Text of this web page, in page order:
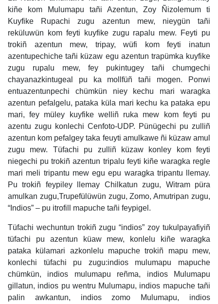
kiñe kom Mulumapu tañi Azentun, Zoy Ñizolemum ti
Kuyfike Rupachi zugu azentun mew, nieygün tañi
reküluwün kom feyti kuyfike zugu rapalu mew. Feyti pu
trokiñ azentun mew, tripay, wüfi kom feyti inatun
azentupechiche tañi küzaw egu azentun trapümka kuyfike
zugu rupalu mew, fey pukintugey tañi chumgechi
chayanazkintugeal pu ka mollfüñ tañi mogen. Ponwi
entuazentunpechi chümkün niey kechu mari waragka
azentun pefalgelu, pataka küla mari kechu ka pataka epu
mari, fey müley kuyfike welliñ ruka mew kom feyti pu
azentu zugu konlechi Cenfoto-UDP. Pünügechi pu zulliñ
azentun kom pefalgey taka feuyti amulkawe ñi küzaw amul
zugu mew. Tüfachi pu zulliñ küzaw konley kom feyti
niegechi pu trokiñ azentun tripalu feyti kiñe waragka regle
mari meli tripantu mew egu epu waragka tripantu llemay.
Pu trokiñ feypiley llemay Chilkatun zugu, Witram püra
amulkan zugu,Trupefülüwün zugu, Zomo, Amutripan zugu,
“Indios” – pu itrofill mapuche tañi feypigel.
Tüfachi wechuntun trokiñ zugu “indios” zoy tukulpayafiyiñ
tüfachi pu azentun küaw mew, konlelu kiñe waragka
pataka külamari azkonlelu mapuche trokiñ mapu mew,
konlechi tüfachi pu zugu:indios mulumapu mapuche
chümkün, indios mulumapu reñma, indios Mulumapu
gillatun, indios pu wentru Mulumapu, indios mapuche tañi
palin awkantun, indios zomo Mulumapu, indios